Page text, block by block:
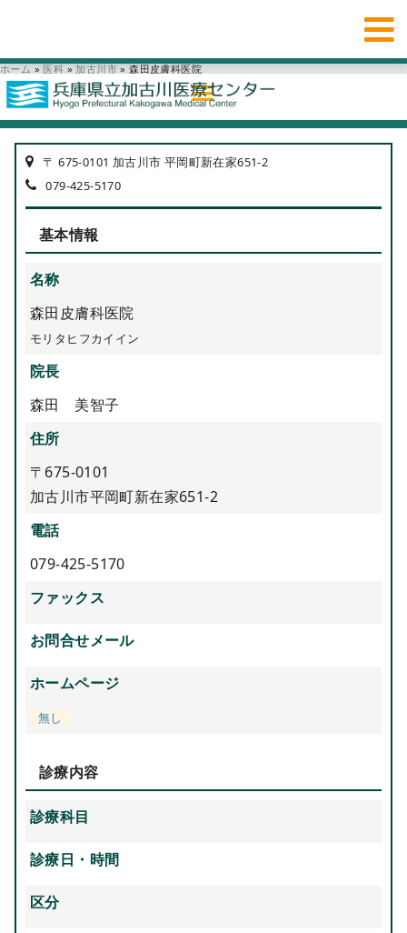
ホーム » 医科 » 加古川市 » 森田皮膚科医院
〒 675-0101 加古川市 平岡町新在家651-2
079-425-5170
基本情報
名称
森田皮膚科医院
モリタヒフカイイン
院長
森田 美智子
住所
〒675-0101
加古川市平岡町新在家651-2
電話
079-425-5170
ファックス
お問合せメール
ホームページ
無し
診療内容
診療科目
診療日・時間
区分